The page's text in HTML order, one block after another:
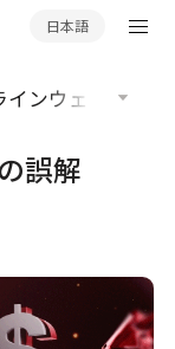
日本語
インウェビナー
誤解